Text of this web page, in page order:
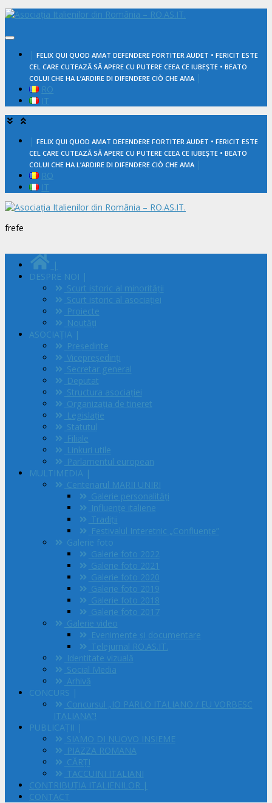
Skip
content
| FELIX QUI QUOD AMAT DEFENDERE FORTITER AUDET • FERICIT ESTE
CEL CARE CUTEAZĂ SĂ APERE CU PUTERE CEEA CE IUBEȘTE • BEATO
COLUI CHE HA L’ARDIRE DI DIFENDERE CIÒ CHE AMA |
RO
IT
| FELIX QUI QUOD AMAT DEFENDERE FORTITER AUDET • FERICIT ESTE
CEL CARE CUTEAZĂ SĂ APERE CU PUTERE CEEA CE IUBEȘTE • BEATO
COLUI CHE HA L’ARDIRE DI DIFENDERE CIÒ CHE AMA |
RO
IT
frefe
|
DESPRE NOI |
Scurt istoric al minorităţii
Scurt istoric al asociaţiei
Proiecte
Noutăți
ASOCIAȚIA |
Președinte
Vicepreședinți
Secretar general
Deputat
Structura asociației
Organizația de tineret
Legislație
Statutul
Filiale
Linkuri utile
Parlamentul european
MULTIMEDIA |
Centenarul MARII UNIRI
Galerie personalități
Influențe italiene
Tradiții
Festivalul Interetnic „Confluențe”
Galerie foto
Galerie foto 2022
Galerie foto 2021
Galerie foto 2020
Galerie foto 2019
Galerie foto 2018
Galerie foto 2017
Galerie video
Evenimente și documentare
Telejurnal RO.AS.IT.
Identitate vizuală
Social Media
Arhivă
CONCURS |
Concursul „IO PARLO ITALIANO / EU VORBESC
ITALIANA”!
PUBLICAȚII |
SIAMO DI NUOVO INSIEME
PIAZZA ROMANA
CĂRȚI
TACCUINI ITALIANI
CONTRIBUȚIA ITALIENILOR |
CONTACT